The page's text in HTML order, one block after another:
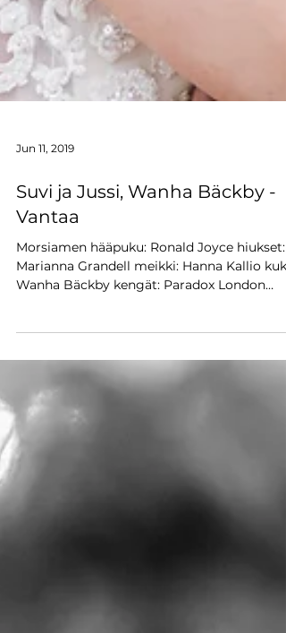
Jun 11, 2019
Suvi ja Jussi, Wanha Bäckby -
Vantaa
Morsiamen hääpuku: Ronald Joyce hiukset:
Wanha Bäckby kengät: Paradox London